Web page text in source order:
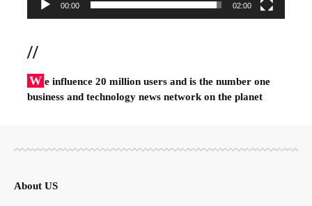
00:00 02:00
//
W e influence 20 million users and is the number one
business and technology news network on the planet
About US